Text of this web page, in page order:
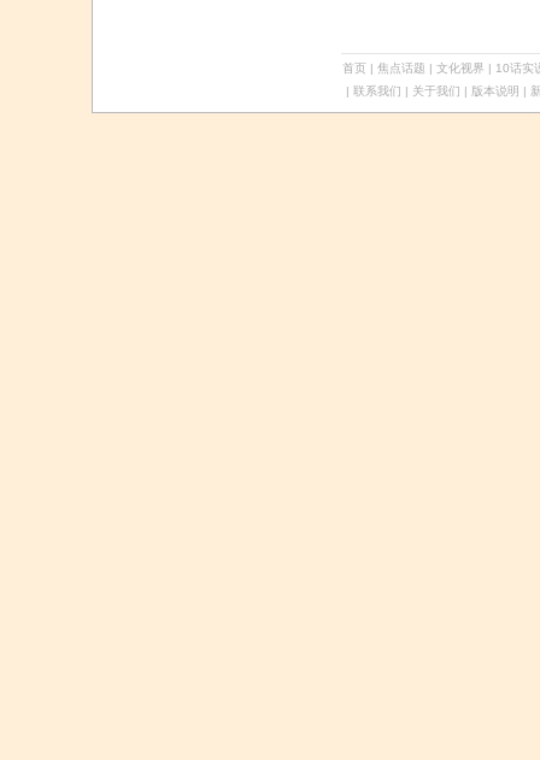
首页 | 焦点话题 | 文化视界 | 10话实
| 联系我们 | 关于我们 | 版本说明 |